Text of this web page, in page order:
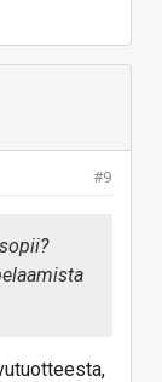
#9